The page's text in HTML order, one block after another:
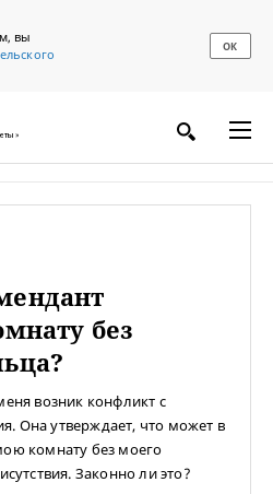
вы
ОК
без
возник конфликт с
Она утверждает, что может в
комнату без моего
Законно ли это?